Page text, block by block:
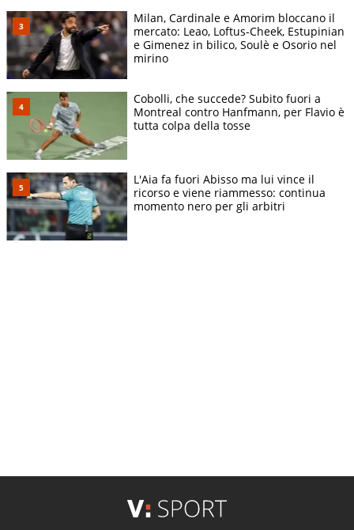
Milan, Cardinale e Amorim bloccano il
mercato: Leao, Loftus-Cheek, Estupinian
e Gimenez in bilico, Soulè e Osorio nel
mirino
Cobolli, che succede? Subito fuori a
Montreal contro Hanfmann, per Flavio è
tutta colpa della tosse
L'Aia fa fuori Abisso ma lui vince il
ricorso e viene riammesso: continua
momento nero per gli arbitri